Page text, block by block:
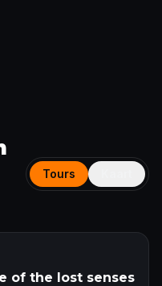
Tours
of the lost senses